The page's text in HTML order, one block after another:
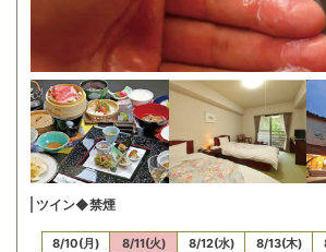
ツイン◆禁煙
8/10(月)
8/11(火) 8/12(水) 8/13(木)